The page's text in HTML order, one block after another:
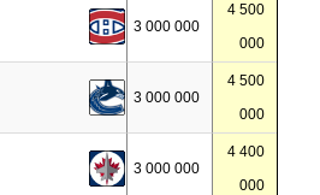
3 000 000
4 500
000
3 000 000
4 500
000
3 000 000
4 400
000